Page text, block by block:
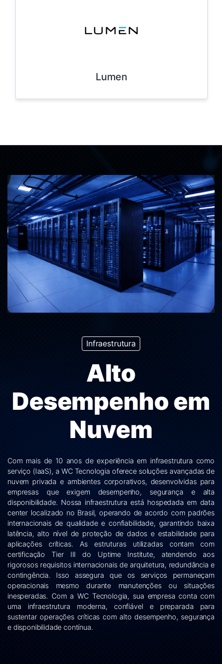
Lumen
Infraestrutura
Alto
Desempenho em
Nuvem
Com mais de 10 anos de experiência em infraestrutura como
serviço (IaaS), a WC Tecnologia oferece soluções avançadas de
nuvem privada e ambientes corporativos, desenvolvidas para
empresas que exigem desempenho, segurança e alta
disponibilidade. Nossa infraestrutura está hospedada em data
center localizado no Brasil, operando de acordo com padrões
internacionais de qualidade e confiabilidade, garantindo baixa
latência, alto nível de proteção de dados e estabilidade para
aplicações críticas. As estruturas utilizadas contam com
certificação Tier III do Uptime Institute, atendendo aos
rigorosos requisitos internacionais de arquitetura, redundância e
contingência. Isso assegura que os serviços permaneçam
operacionais mesmo durante manutenções ou situações
inesperadas. Com a WC Tecnologia, sua empresa conta com
uma infraestrutura moderna, confiável e preparada para
sustentar operações críticas com alto desempenho, segurança
e disponibilidade contínua.